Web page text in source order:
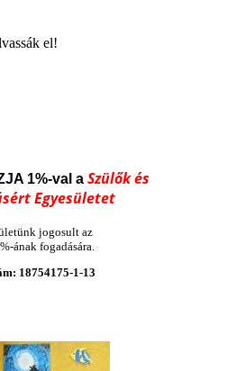
el!
1%-val a Szülők és
Egyesületet
jogosult az
ának fogadására.
18754175-1-13